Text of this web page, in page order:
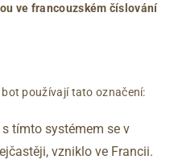
283
292
296
ve francouzském číslování
používají tato označení:
s tímto systémem se v
vzniklo ve Francii.